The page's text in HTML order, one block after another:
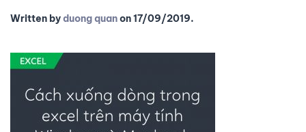
Written byduong quanon17/09/2019.